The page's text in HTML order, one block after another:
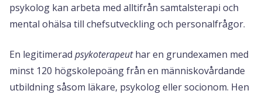
psykolog kan arbeta med alltifrån samtalsterapi och
mental ohälsa till chefsutveckling och personalfrågor.
En legitimerad psykoterapeuthar en grundexamen med
minst 120 högskolepoäng från en människovårdande
utbildning såsom läkare, psykolog eller socionom. Hen